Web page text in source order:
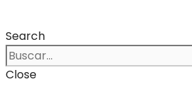
Search
Close